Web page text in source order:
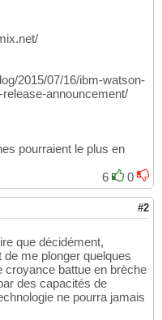
2015/07/16/ibm-watson-
announcement/
pourraient le plus en
6
0
#2
que décidément,
me plonger quelques
croyance battue en brèche
des capacités de
ne pourra jamais